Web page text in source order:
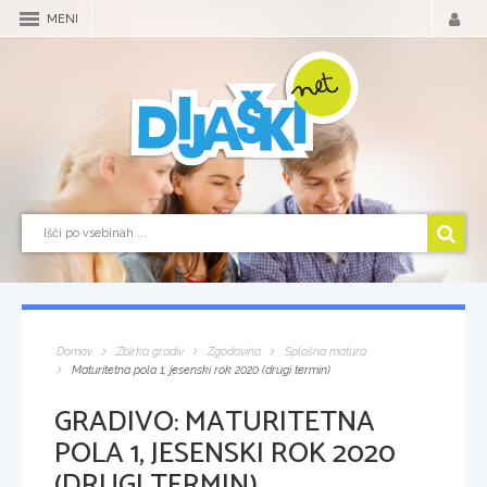
MENI
Domov Zbirka gradiv Zgodovina
Splošna matura
Maturitetna pola 1, jesenski rok 2020 (drugi termin)
GRADIVO:MATURITETNA
POLA 1, JESENSKI ROK 2020